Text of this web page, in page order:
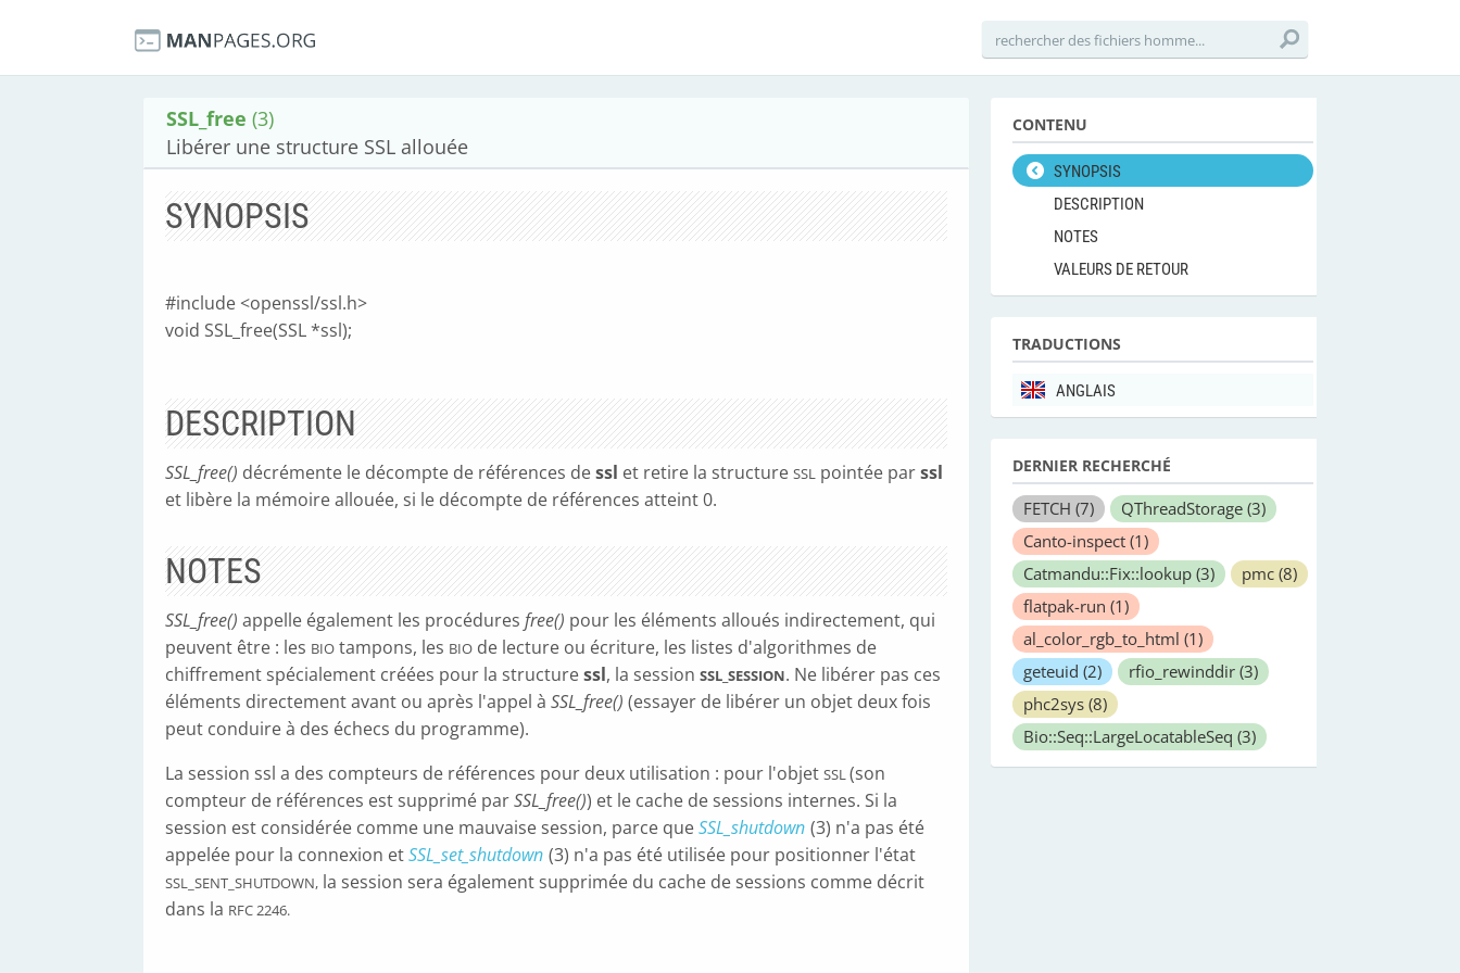
SSL_free (3)
Libérer une structure SSL allouée
SYNOPSIS
#include <openssl/ssl.h>
void SSL_free(SSL *ssl);
DESCRIPTION
SSL_free() décrémente le décompte de références dessl et retire la structure SSL pointée parssl
et libère la mémoire allouée, si le décompte de références atteint 0.
NOTES
SSL_free() appelle également les procédures free() pour les éléments alloués indirectement, qui
peuvent être : les BIO tampons, les BIO de lecture ou écriture, les listes d'algorithmes de
chiffrement spécialement créées pour la structuressl, la session SSL_SESSION. Ne libérer pas ces
éléments directement avant ou après l'appel à SSL_free() (essayer de libérer un objet deux fois
peut conduire à des échecs du programme).
La session ssl a des compteurs de références pour deux utilisation : pour l'objet SSL(son
compteur de références est supprimé parSSL_free()) et le cache de sessions internes. Si la
session est considérée comme une mauvaise session, parce queSSL_shutdown (3) n'a pas été
appelée pour la connexion etSSL_set_shutdown (3) n'a pas été utilisée pour positionner l'état
SSL_SENT_SHUTDOWN, la session sera également supprimée du cache de sessions comme décrit
dans la RFC 2246.
CONTENU
SYNOPSIS
DESCRIPTION
NOTES
VALEURS DE RETOUR
TRADUCTIONS
ANGLAIS
DERNIER RECHERCHÉ
FETCH (7) QThreadStorage (3)
Canto-inspect (1)
Catmandu::Fix::lookup (3) pmc (8)
flatpak-run (1)
al_color_rgb_to_html (1)
geteuid (2) rfio_rewinddir (3)
phc2sys (8)
Bio::Seq::LargeLocatableSeq (3)